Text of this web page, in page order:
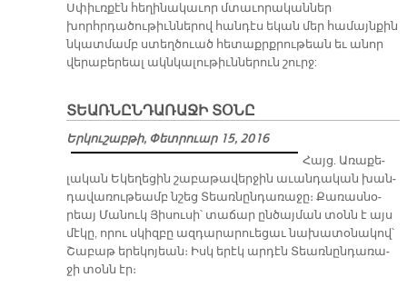
Սփիւռքէն հեղինակաւոր մտաւորականներ
խորհրդածութիւններով հանդէս եկան մեր համայնքին
նկատմամբ ստեղծուած հետաքրքրութեան եւ անոր
վերաբերեալ ակնկալութիւններուն շուրջ:
ՏԵԱՌՆԸՆԴԱՌԱՋԻ ՏՕՆԸ
Երկուշաբթի, Փետրուար 15, 2016
Հայց. Ա­ռա­քե­
լա­կան Ե­կե­ղե­ցին շա­բա­թա­վեր­ջին ա­ւան­դա­կան խան­
դա­վա­ռու­թեամբ նշեց Տեառ­նըն­դա­ռա­ջը։ Քա­ռաս­նօ­
րեայ Մա­նուկ Յի­սու­սի՝ տա­ճար ըն­ծայ­ման տօնն է այս
մէ­կը, ո­րու սկիզ­բը ազ­դա­րա­րուե­ցաւ նա­խա­տօ­նա­կով՝
Շա­բաթ ե­րե­կո­յեան։ Իսկ ե­րէկ ար­դէն Տեառ­նըն­դա­ռա­
ջի տօնն էր։